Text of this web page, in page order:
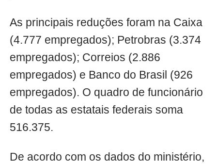
As principais reduções foram na Caixa
(4.777 empregados); Petrobras (3.374
empregados); Correios (2.886
empregados) e Banco do Brasil (926
empregados). O quadro de funcionário
de todas as estatais federais soma
516.375.
De acordo com os dados do ministério,